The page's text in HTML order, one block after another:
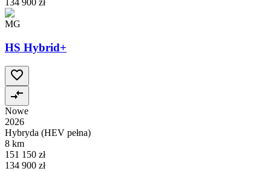
134 900 zł
MG
HS Hybrid+
Nowe
2026
Hybryda (HEV pełna)
8 km
151 150 zł
134 900 zł